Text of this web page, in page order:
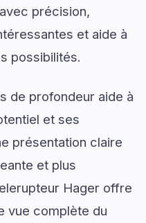
précision,
et aide à
possibilités.
de profondeur aide à
et ses
présentation claire
et plus
Hager offre
vue complète du